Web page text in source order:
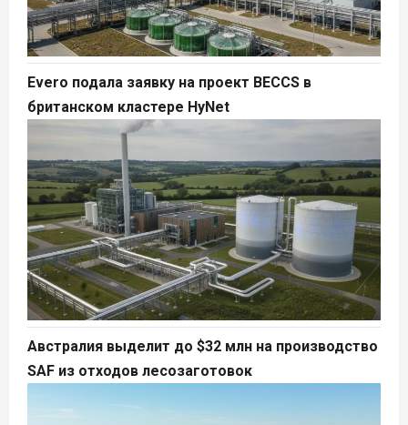
Evero подала заявку на проект BECCS в
британском кластере HyNet
Австралия выделит до $32 млн на производство
SAF из отходов лесозаготовок